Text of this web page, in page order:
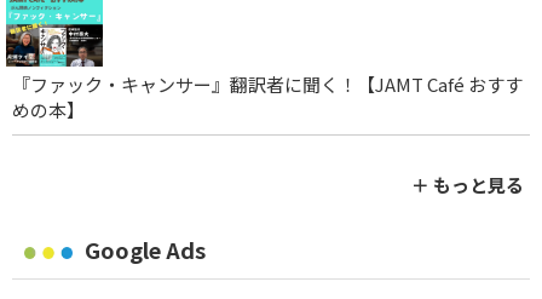
『ファック・キャンサー』翻訳者に聞く！【JAMT Café おすす
めの本】
＋ もっと見る
Google Ads